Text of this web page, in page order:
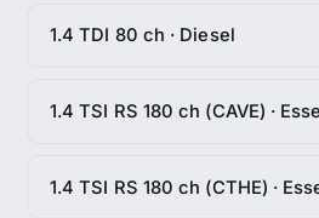
1.4 TDI 80 ch · Diesel
1.4 TSI RS 180 ch (CAVE) ·
1.4 TSI RS 180 ch (CTHE) ·